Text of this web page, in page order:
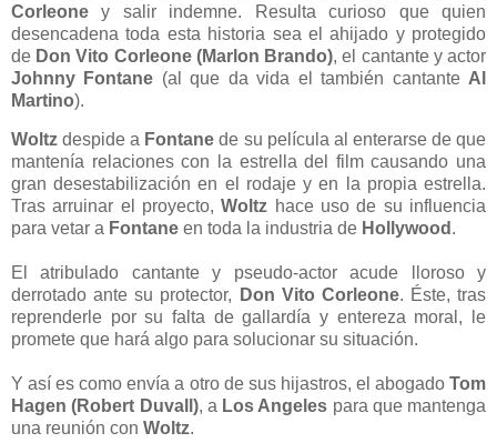
Corleone y salir indemne. Resulta curioso que quien
desencadena toda esta historia sea el ahijado y protegido
de Don Vito Corleone (Marlon Brando), el cantante y actor
Johnny Fontane (al que da vida el también cantante Al
Martino).
Woltz despide a Fontane de su película al enterarse de que
mantenía relaciones con la estrella del film causando una
gran desestabilización en el rodaje y en la propia estrella.
Tras arruinar el proyecto,Woltz hace uso de su influencia
para vetar a Fontane en toda la industria de Hollywood .
El atribulado cantante y pseudo-actor acude lloroso y
derrotado ante su protector,
Don Vito Corleone. Éste, tras
reprenderle por su falta de gallardía y entereza moral, le
promete que hará algo para solucionar su situación.
Y así es como envía a otro de sus hijastros, el abogado Tom
Hagen (Robert Duvall), a Los Angeles para que mantenga
una reunión con Woltz.